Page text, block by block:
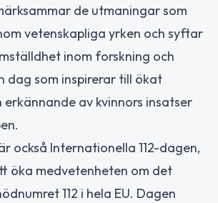
de utmaningar som
vetenskapliga yrken och syftar
inom forskning och
dag som inspirerar till ökat
av kvinnors insatser
också Internationella 112-dagen,
öka medvetenheten om det
112 i hela EU. Dagen